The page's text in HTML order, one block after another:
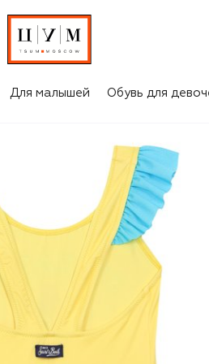
Для малышей Обувь для